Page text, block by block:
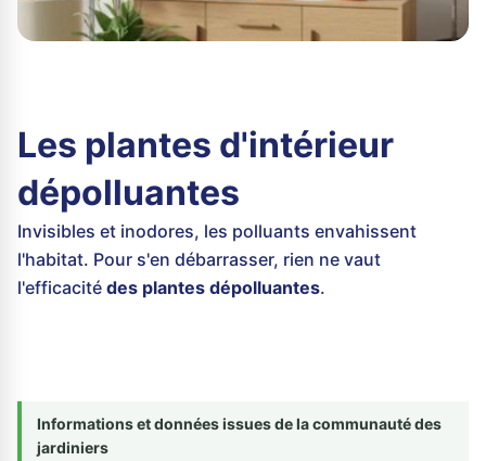
Les plantes d'intérieur
dépolluantes
Invisibles et inodores, les polluants envahissent
l'habitat. Pour s'en débarrasser, rien ne vaut
l'efficacité des plantes dépolluantes.
Informations et données issues de la communauté des
jardiniers